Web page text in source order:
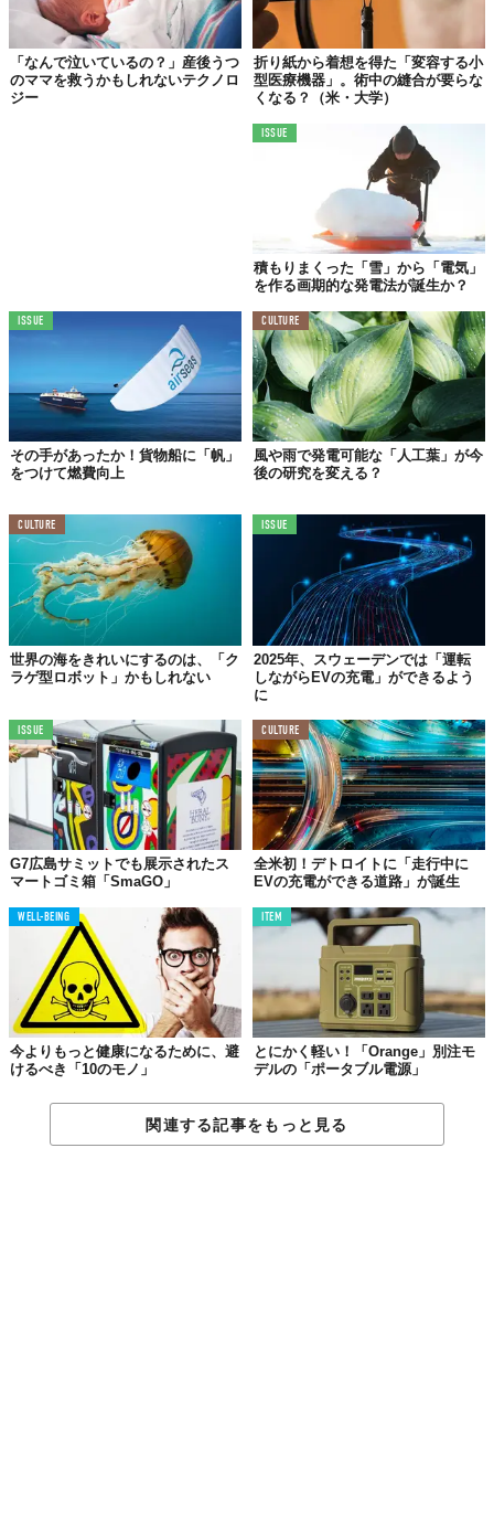
「なんで泣いているの？」産後うつ
のママを救うかもしれないテクノロ
ジー
折り紙から着想を得た「変容する小
型医療機器」。術中の縫合が要らな
くなる？（米・大学）
ISSUE
積もりまくった「雪」から「電気」
を作る画期的な発電法が誕生か？
ISSUE
その手があったか！貨物船に「帆」
をつけて燃費向上
CULTURE
風や雨で発電可能な「人工葉」が今
後の研究を変える？
CULTURE
世界の海をきれいにするのは、「ク
ラゲ型ロボット」かもしれない
ISSUE
2025年、スウェーデンでは「運転
しながらEVの充電」ができるよう
に
ISSUE
G7広島サミットでも展示されたス
マートゴミ箱「SmaGO」
CULTURE
全米初！デトロイトに「走行中に
EVの充電ができる道路」が誕生
WELL-BEING
今よりもっと健康になるために、避
けるべき「10のモノ」
ITEM
とにかく軽い！「Orange」別注モ
デルの「ポータブル電源」
関連する記事をもっと見る